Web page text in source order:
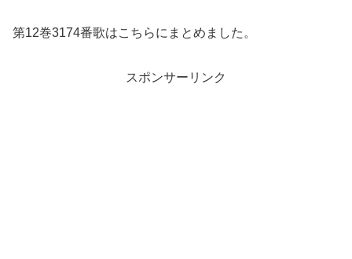
第12巻3174番歌はこちらにまとめました。
スポンサーリンク